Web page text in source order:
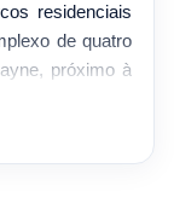
residenciais
de quatro
próximo à
entre 1966 e